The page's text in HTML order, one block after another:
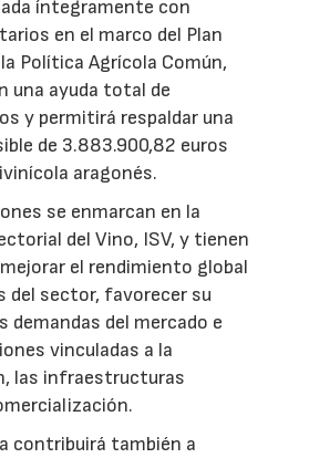
íntegramente con
en el marco del Plan
Política Agrícola Común,
una ayuda total de
y permitirá respaldar una
de 3.883.900,82 euros
aragonés.
se enmarcan en la
del Vino, ISV, y tienen
el rendimiento global
del sector, favorecer su
demandas del mercado e
vinculadas a la
las infraestructuras
contribuirá también a